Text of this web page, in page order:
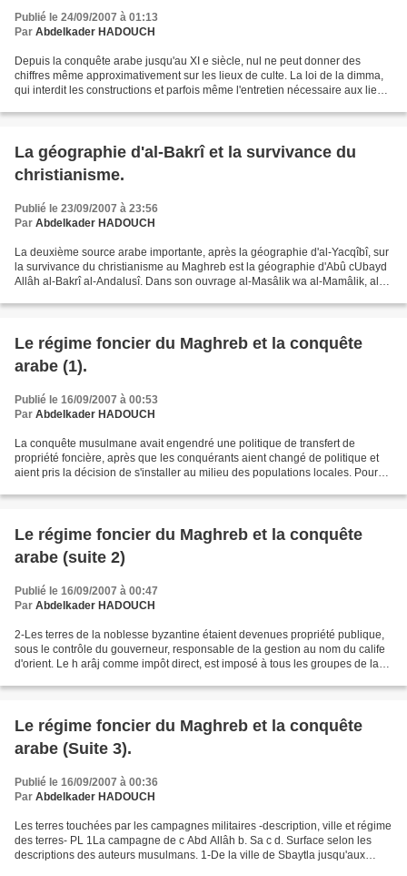
Publié le 24/09/2007 à 01:13
Par Abdelkader HADOUCH
Depuis la conquête arabe jusqu'au XI e siècle, nul ne peut donner des
chiffres même approximativement sur les lieux de culte. La loi de la dimma,
qui interdit les constructions et parfois même l'entretien nécessaire aux lieux
La géographie d'al-Bakrî et la survivance du
christianisme.
Publié le 23/09/2007 à 23:56
Par Abdelkader HADOUCH
La deuxième source arabe importante, après la géographie d'al-Yacqîbî, sur
la survivance du christianisme au Maghreb est la géographie d'Abû cUbayd
Allâh al-Bakrî al-Andalusî. Dans son ouvrage al-Masâlik wa al-Mamâlik, al-
Le régime foncier du Maghreb et la conquête
arabe (1).
Publié le 16/09/2007 à 00:53
Par Abdelkader HADOUCH
La conquête musulmane avait engendré une politique de transfert de
propriété foncière, après que les conquérants aient changé de politique et
aient pris la décision de s'installer au milieu des populations locales. Pour
Le régime foncier du Maghreb et la conquête
arabe (suite 2)
Publié le 16/09/2007 à 00:47
Par Abdelkader HADOUCH
2-Les terres de la noblesse byzantine étaient devenues propriété publique,
sous le contrôle du gouverneur, responsable de la gestion au nom du calife
d'orient. Le h arâj comme impôt direct, est imposé à tous les groupes de la
Le régime foncier du Maghreb et la conquête
arabe (Suite 3).
Publié le 16/09/2007 à 00:36
Par Abdelkader HADOUCH
Les terres touchées par les campagnes militaires -description, ville et régime
des terres- PL 1La campagne de c Abd Allâh b. Sa c d. Surface selon les
descriptions des auteurs musulmans. 1-De la ville de Sbaytla jusqu'aux